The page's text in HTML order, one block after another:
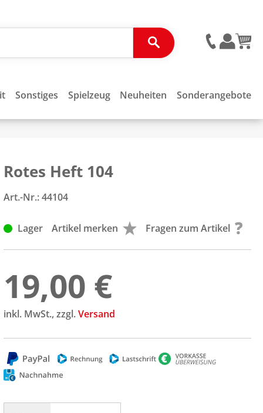
Sonstiges Spielzeug Neuheiten Sonderangebote
Rotes Heft 104
Art.-Nr.:44104
Lager Artikel merken Fragen zum Artikel
19,00 €
inkl. MwSt., zzgl.Versand